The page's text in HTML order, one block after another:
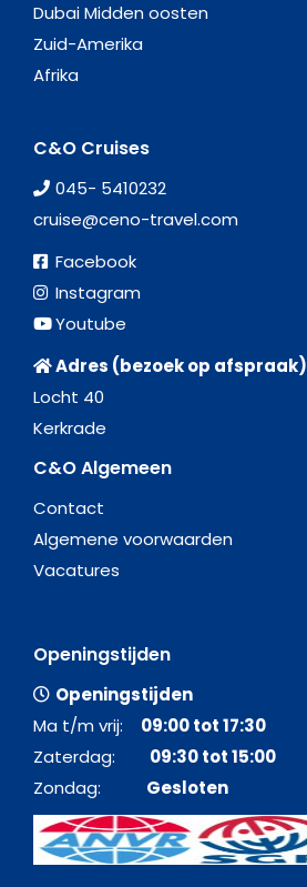
Dubai Midden oosten
Zuid-Amerika
Afrika
C&O Cruises
045- 5410232
cruise@ceno-travel.com
Facebook
Instagram
Youtube
Adres (bezoek op afspraak)
Locht 40
Kerkrade
C&O Algemeen
Contact
Algemene voorwaarden
Vacatures
Openingstijden
Openingstijden
Ma t/m vrij: 09:00 tot 17:30
Zaterdag: 09:30 tot 15:00
Zondag: Gesloten